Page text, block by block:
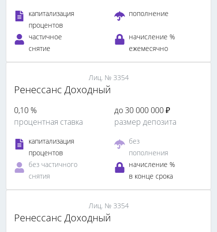
капитализация
процентов
пополнение
частичное
снятие
начисление %
ежемесячно
Лиц. № 3354
Ренессанс Доходный
0,10 %
процентная ставка
до 30 000 000 ₽
размер депозита
капитализация
процентов
без
пополнения
без частичного
снятия
начисление %
в конце срока
Лиц. № 3354
Ренессанс Доходный